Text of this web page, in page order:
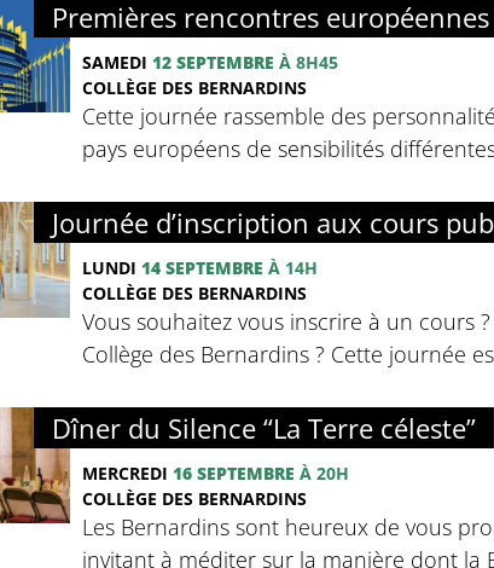
Premières rencontres
SAMEDI 12 SEPTEMBRE À 8H45
COLLÈGE DES BERNARDINS
Cette journée rassemble des
pays européens de sensibilités
Journée d’inscription aux cours
LUNDI 14 SEPTEMBRE À 14H
COLLÈGE DES BERNARDINS
Vous souhaitez vous inscrire à un cours
Collège des Bernardins ? Cette journée
Dîner du Silence “La Terre céleste”
MERCREDI 16 SEPTEMBRE À 20H
COLLÈGE DES BERNARDINS
Les Bernardins sont heureux de vous
invitant à méditer sur la manière dont la